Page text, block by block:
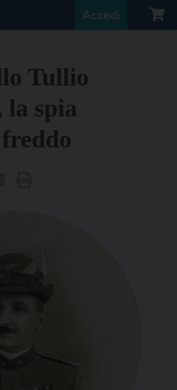
Accedi
Tullio
spia